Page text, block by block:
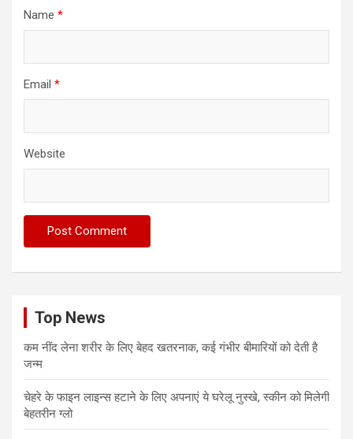
Name *
Email *
Website
Top News
कम नींद लेना शरीर के लिए बेहद खतरनाक, कई गंभीर बीमारियों को देती है
जन्म
चेहरे के फाइन लाइन्स हटाने के लिए अपनाएं ये घरेलू नुस्खे, स्कीन को मिलेगी
बेहतरीन ग्लो